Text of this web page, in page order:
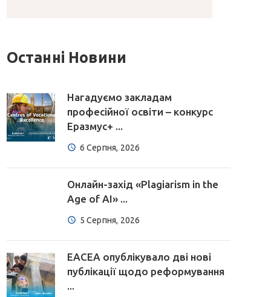
Останні Новини
Нагадуємо закладам
професійної освіти – конкурс
Еразмус+ ...
6 Серпня, 2026
Онлайн-захід «Plagiarism in the
Age of AI» ...
5 Серпня, 2026
EACEA опублікувало дві нові
публікації щодо реформування
...